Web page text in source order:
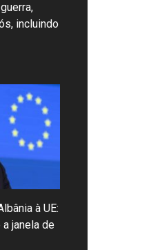
incluindo
à UE:
janela de